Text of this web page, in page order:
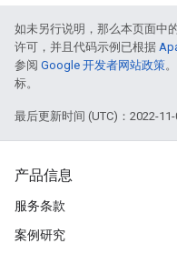
如未另行说明，那么本页面中
许可，并且代码示例已根据
参阅 Google 开发者网站政策
标。
最后更新时间 (UTC)：2022-11-
产品信息
服务条款
案例研究